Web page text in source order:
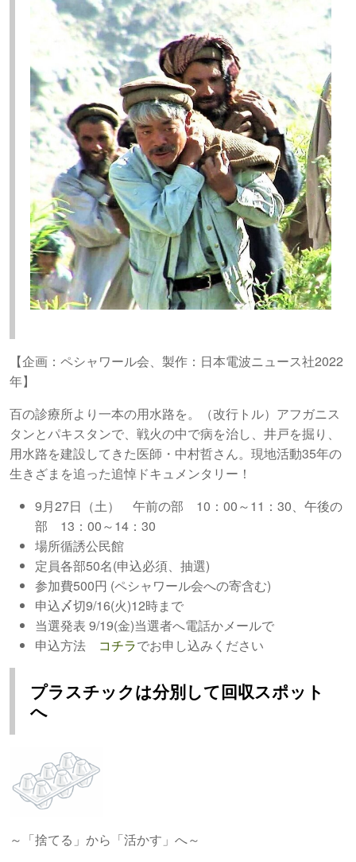
【企画：ペシャワール会、製作：日本電波ニュース社2022
年】
百の診療所より一本の用水路を。（改行トル）アフガニス
タンとパキスタンで、戦火の中で病を治し、井戸を掘り、
用水路を建設してきた医師・中村哲さん。現地活動35年の
生きざまを追った追悼ドキュメンタリー！
9月27日（土） 午前の部 10：00～11：30、午後の
部 13：00～14：30
場所循誘公民館
定員各部50名(申込必須、抽選)
参加費500円 (ペシャワール会への寄含む)
申込〆切9/16(火)12時まで
当選発表 9/19(金)当選者へ電話かメールで
申込方法 コチラでお申し込みください
プラスチックは分別して回収スポット
へ
～「捨てる」から「活かす」へ～